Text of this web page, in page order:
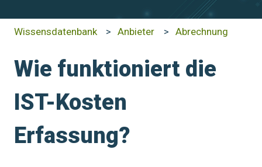
Wissensdatenbank Anbieter Abrechnung
Wie funktioniert die
IST-Kosten
Erfassung?